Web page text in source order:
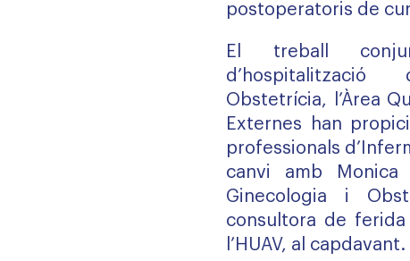
postoperatoris de
El treball
Obstetrícia, l’Àrea
Externes han
professionals
canvi amb Monica
Ginecologia i
consultora de
l’HUAV, al capdavant.